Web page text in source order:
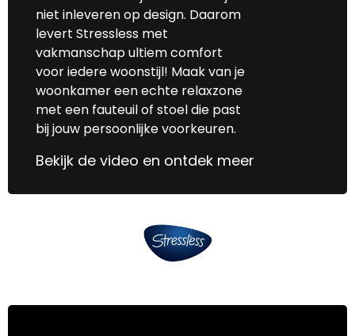
niet inleveren op design. Daarom
levert Stressless met
vakmanschap ultiem comfort
voor iedere woonstijl! Maak van je
woonkamer een echte relaxzone
met een fauteuil of stoel die past
bij jouw persoonlijke voorkeuren.
Bekijk de video en ontdek meer